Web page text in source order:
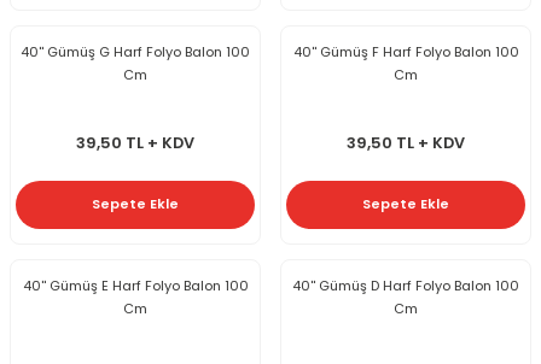
40'' Gümüş G Harf Folyo Balon 100
Cm
39,50 TL + KDV
Sepete Ekle
40'' Gümüş F Harf Folyo Balon 100
Cm
39,50 TL + KDV
Sepete Ekle
40'' Gümüş E Harf Folyo Balon 100
Cm
40'' Gümüş D Harf Folyo Balon 100
Cm